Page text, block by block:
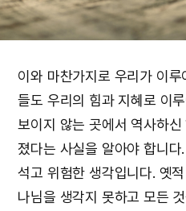
이와 마찬가지로 우리가 이
들도 우리의 힘과 지혜로 이
보이지 않는 곳에서 역사하
졌다는 사실을 알아야 합니다
석고 위험한 생각입니다. 옛
나님을 생각지 못하고 모든